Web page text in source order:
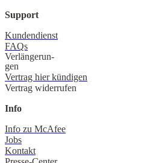
Support
Kundendienst
FAQs
Verlängerun-
gen
Vertrag hier kündigen
Vertrag widerrufen
Info
Info zu McAfee
Jobs
Kontakt